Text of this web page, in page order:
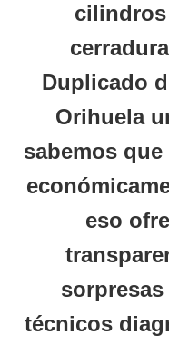
Duplicado
Orihuela
sabemos
eso
técnicos